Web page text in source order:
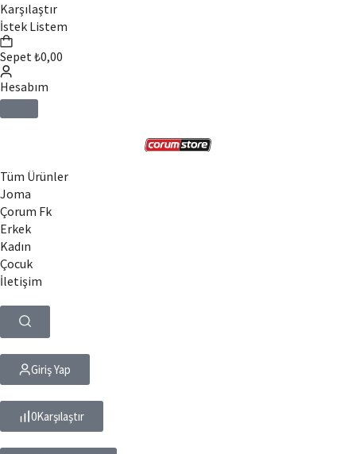
Karşılaştır
İstek Listem
Sepet₺0,00
Hesabım
Tüm Ürünler
Joma
Çorum Fk
Erkek
Kadın
Çocuk
İletişim
Giriş Yap
0Karşılaştır